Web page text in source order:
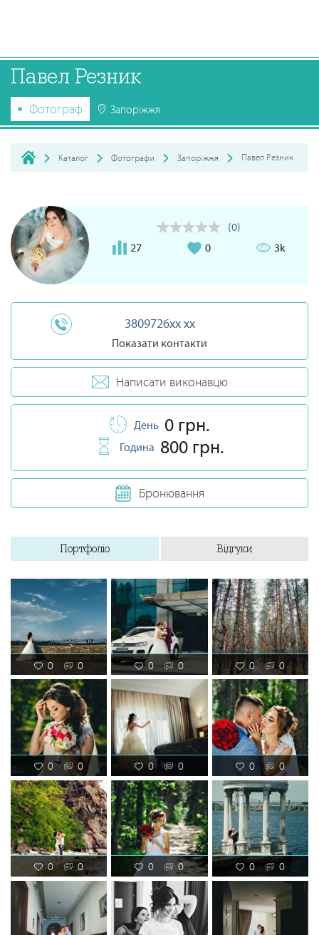
Павел Резник
Фотограф Запоріжжя
Каталог Фотографи Запоріжжя Павел Резник
(0)
27
0 3k
3809726xx xx
Показати контакти
Написати виконавцю
День 0 грн.
Година 800 грн.
Бронювання
Портфоліо Відгуки
0 0 0 0 0 0
0 0 0 0 0 0
0 0 0 0 0 0